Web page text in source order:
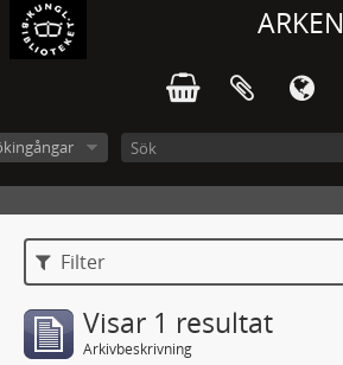
ARKEN
Filter
Visar 1 resultat
Arkivbeskrivning